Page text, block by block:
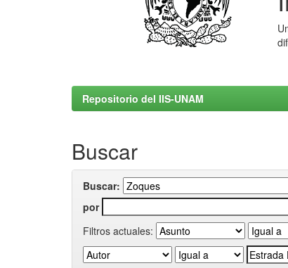
Repositorio del IIS-UNAM
Buscar
Buscar:
por
Filtros actuales: